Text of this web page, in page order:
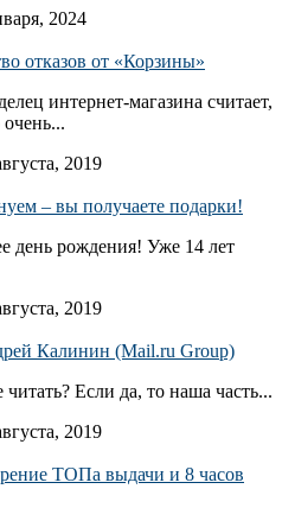
2024
отказов от «Корзины»
интернет-магазина считает,
2019
– вы получаете подарки!
день рождения! Уже 14 лет
2019
Калинин (Mail.ru Group)
Если да, то наша часть...
2019
ТОПа выдачи и 8 часов